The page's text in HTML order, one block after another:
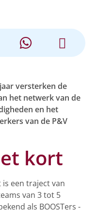
versterken de
het netwerk van de
en het
van de P&V
kort
is een traject van
van 3 tot 5
als BOOSTers -